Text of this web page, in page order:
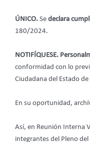
ÚNICO. Se declara
180/2024.
NOTIFÍQUESE.
conformidad con lo
Ciudadana del Estado
En su oportunidad,
Así, en Reunión Interna
integrantes del Pleno